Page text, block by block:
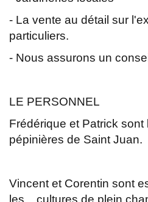
- La vente au détail sur
particuliers.
- Nous assurons un
LE PERSONNEL
Frédérique et Patrick
pépinières de Saint Juan.
Vincent et Corentin sont
les cultures de plein